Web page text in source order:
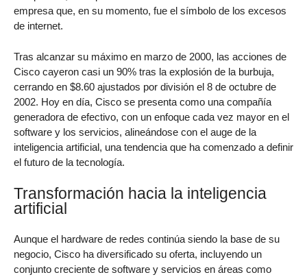
empresa que, en su momento, fue el símbolo de los excesos
de internet.
Tras alcanzar su máximo en marzo de 2000, las acciones de
Cisco cayeron casi un 90% tras la explosión de la burbuja,
cerrando en $8.60 ajustados por división el 8 de octubre de
2002. Hoy en día, Cisco se presenta como una compañía
generadora de efectivo, con un enfoque cada vez mayor en el
software y los servicios, alineándose con el auge de la
inteligencia artificial, una tendencia que ha comenzado a definir
el futuro de la tecnología.
Transformación hacia la inteligencia
artificial
Aunque el hardware de redes continúa siendo la base de su
negocio, Cisco ha diversificado su oferta, incluyendo un
conjunto creciente de software y servicios en áreas como